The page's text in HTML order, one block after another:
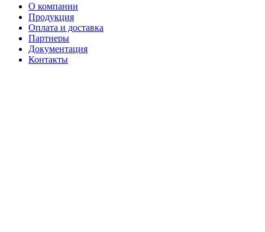
О компании
Продукция
Оплата и доставка
Партнеры
Документация
Контакты